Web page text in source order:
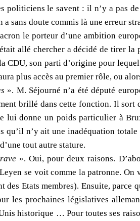
politiciens le savent : il n’y a pas
sans doute commis là une erreur
le porteur d’une ambition
allé chercher a décidé de tirer
CDU, son parti d’origine pour
plus accès au premier rôle, ou
». M. Séjourné n’a été député
brillé dans cette fonction. Il sort
lui donne un poids particulier à
qu’il n’y ait une inadéquation
tout autre stature.
». Oui, pour deux raisons.
se voit comme la patronne. On
des Etats membres). Ensuite,
les prochaines législatives
historique … Pour toutes ses